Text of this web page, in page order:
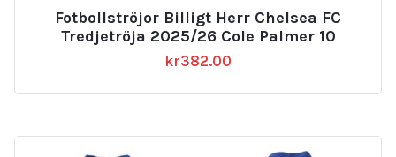
av 5
Fotbollströjor Billigt Herr Chelsea FC
Tredjetröja 2025/26 Cole Palmer 10
kr382.00